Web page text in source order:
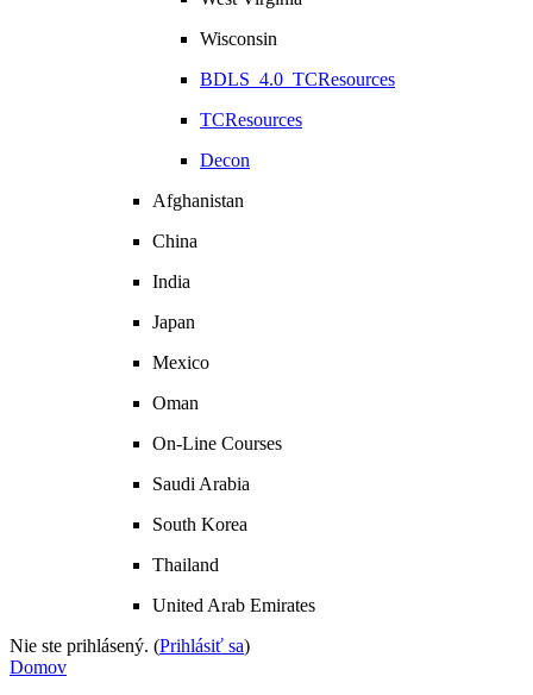
Wisconsin
BDLS_4.0_TCResources
TCResources
Decon
Afghanistan
China
India
Japan
Mexico
Oman
On-Line Courses
Saudi Arabia
South Korea
Thailand
United Arab Emirates
Nie ste prihlásený. (Prihlásiť sa)
Domov